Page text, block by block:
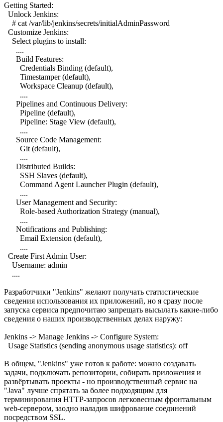
Getting Started:
Unlock Jenkins:
# cat /var/lib/jenkins/secrets/initialAdminPassword
Customize Jenkins:
Select plugins to install:
....
Build Features:
Credentials Binding (default),
Timestamper (default),
Workspace Cleanup (default),
....
Pipelines and Continuous Delivery:
Pipeline (default),
Pipeline: Stage View (default),
....
Source Code Management:
Git (default),
....
Distributed Builds:
SSH Slaves (default),
Command Agent Launcher Plugin (default),
....
User Management and Security:
Role-based Authorization Strategy (manual),
....
Notifications and Publishing:
Email Extension (default),
....
Create First Admin User:
Username: admin
....
Разработчики "Jenkins" желают получать статистические
сведения использования их приложений, но я сразу после
запуска сервиса предпочитаю запрещать высылать какие-либо
сведения о наших производственных делах наружу:
Jenkins -> Manage Jenkins -> Configure System:
Usage Statistics (sending anonymous usage statistics): off
В общем, "Jenkins" уже готов к работе: можно создавать
задачи, подключать репозитории, собирать приложения и
развёртывать проекты - но производственный сервис на
"Java" лучше спрятать за более подходящим для
терминирования HTTP-запросов легковесным фронтальным
web-сервером, заодно наладив шифрование соединений
посредством SSL.